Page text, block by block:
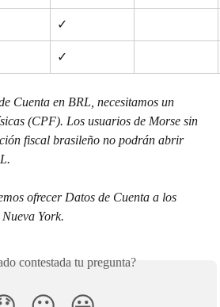
✓
✓
Cuenta en BRL, necesitamos un
(CPF). Los usuarios de Morse sin
fiscal brasileño no podrán abrir
ofrecer Datos de Cuenta a los
York.
contestada tu pregunta?